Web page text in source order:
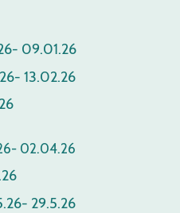
09.01.26
13.02.26
- 17.02.26
02.04.26
29.5.26